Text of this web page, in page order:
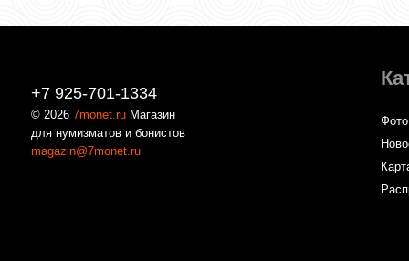
+7 925-701-1334
© 20267monet.ru Магазин
для нумизматов и бонистов
magazin@7monet.ru
Фото